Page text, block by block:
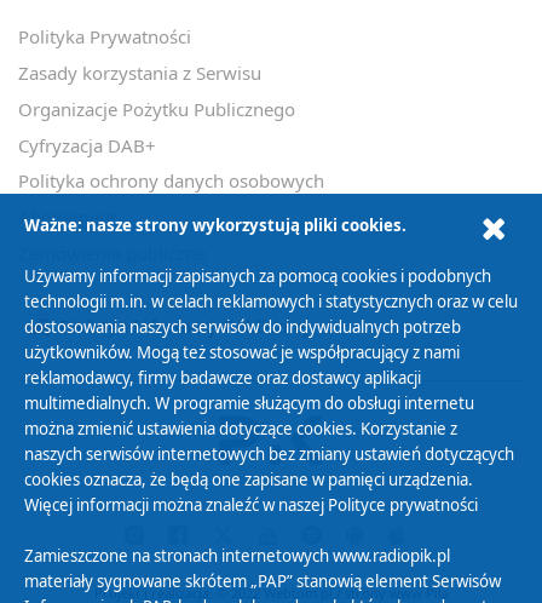
Polityka Prywatności
Zasady korzystania z Serwisu
Organizacje Pożytku Publicznego
Cyfryzacja DAB+
Polityka ochrony danych osobowych
Abonament
Biuletyn Informacji Publicznej
Projekt i realizacja: © 2022 Webtom.pl /strony www Piła
Ważne: nasze strony wykorzystują pliki cookies.
Używamy informacji zapisanych za pomocą cookies i podobnych
technologii m.in. w celach reklamowych i statystycznych oraz w celu
dostosowania naszych serwisów do indywidualnych potrzeb
użytkowników. Mogą też stosować je współpracujący z nami
reklamodawcy, firmy badawcze oraz dostawcy aplikacji
multimedialnych. W programie służącym do obsługi internetu
można zmienić ustawienia dotyczące cookies. Korzystanie z
naszych serwisów internetowych bez zmiany ustawień dotyczących
cookies oznacza, że będą one zapisane w pamięci urządzenia.
Więcej informacji można znaleźć w naszej
Polityce prywatności
Zamieszczone na stronach internetowych www.radiopik.pl
materiały sygnowane skrótem „PAP” stanowią element Serwisów
Informacyjnych PAP, będących bazą danych, których producentem
i wydawcą jest Polska Agencja Prasowa S.A. z siedzibą w Warszawie.
Chronione są one przepisami ustawy z dnia 4 lutego 1994 r. o
prawie autorskim i prawach pokrewnych oraz ustawy z dnia 27 lipca
2001 r. o ochronie baz danych. Powyższe materiały